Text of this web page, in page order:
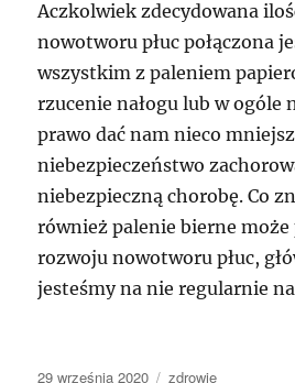
Aczkolwiek zdecydowana
nowotworu płuc połączona
wszystkim z paleniem
rzucenie nałogu lub w ogóle
prawo dać nam nieco
niebezpieczeństwo
niebezpieczną chorobę. Co
również palenie bierne może
rozwoju nowotworu płuc,
jesteśmy na nie regularnie
Data
29 września 2020 Kategorie
zdrowie